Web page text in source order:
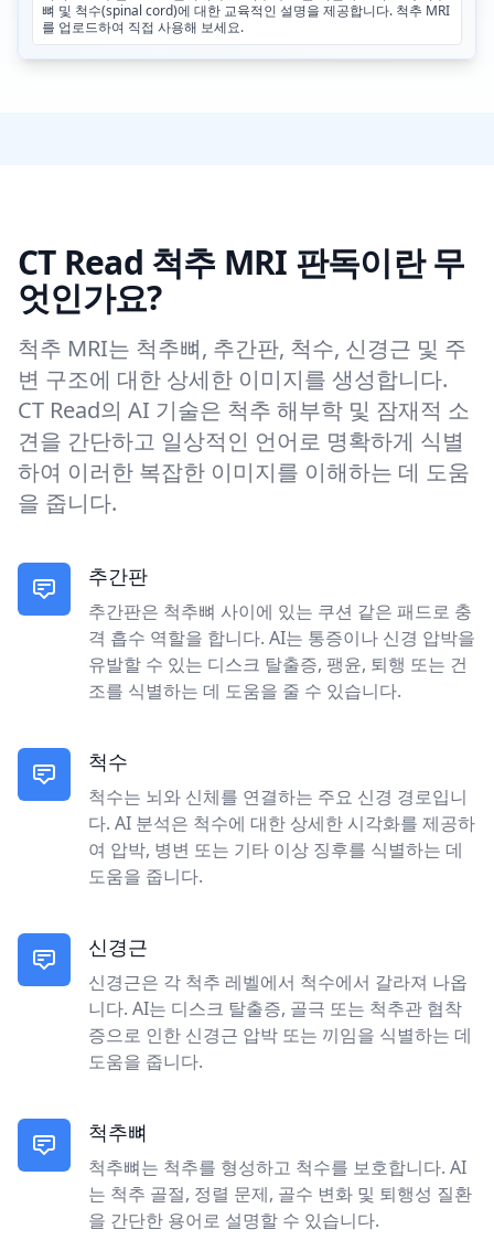
뼈 및 척수(spinal cord)에 대한 교육적인 설명을 제공합니다. 척추 MRI
를 업로드하여 직접 사용해 보세요.
CT Read 척추 MRI 판독이란 무
엇인가요?
척추 MRI는 척추뼈, 추간판, 척수, 신경근 및 주
변 구조에 대한 상세한 이미지를 생성합니다.
CT Read의 AI 기술은 척추 해부학 및 잠재적 소
견을 간단하고 일상적인 언어로 명확하게 식별
하여 이러한 복잡한 이미지를 이해하는 데 도움
을 줍니다.
추간판
추간판은 척추뼈 사이에 있는 쿠션 같은 패드로 충
격 흡수 역할을 합니다. AI는 통증이나 신경 압박을
유발할 수 있는 디스크 탈출증, 팽윤, 퇴행 또는 건
조를 식별하는 데 도움을 줄 수 있습니다.
척수
척수는 뇌와 신체를 연결하는 주요 신경 경로입니
다. AI 분석은 척수에 대한 상세한 시각화를 제공하
여 압박, 병변 또는 기타 이상 징후를 식별하는 데
도움을 줍니다.
신경근
신경근은 각 척추 레벨에서 척수에서 갈라져 나옵
니다. AI는 디스크 탈출증, 골극 또는 척추관 협착
증으로 인한 신경근 압박 또는 끼임을 식별하는 데
도움을 줍니다.
척추뼈
척추뼈는 척추를 형성하고 척수를 보호합니다. AI
는 척추 골절, 정렬 문제, 골수 변화 및 퇴행성 질환
을 간단한 용어로 설명할 수 있습니다.